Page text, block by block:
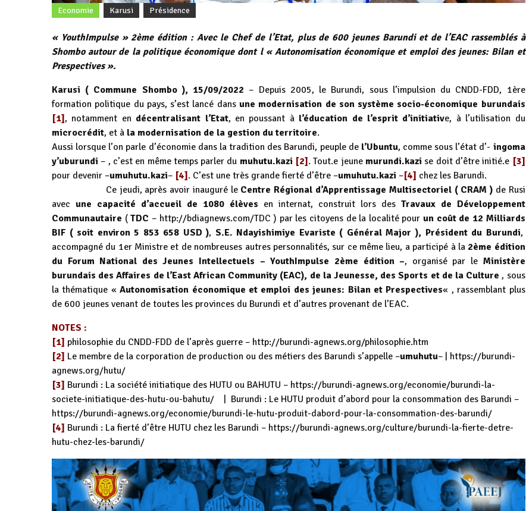
Economie Karusi Présidence
« YouthImpulse » 2ème édition : Avec le Chef de l’Etat, plus de 600 jeunes Barundi et de l’EAC rassemblés à
Shombo autour de la politique économique dont l « Autonomisation économique et emploi des jeunes: Bilan et
Prespectives ».
Karusi ( Commune Shombo ), 15/09/2022 – Depuis 2005, le Burundi, sous l’impulsion du CNDD-FDD, 1ère
formation politique du pays, s’est lancé dans une modernisation de son système socio-économique burundais
[1], notamment en décentralisant l’Etat, en poussant àl’éducation de l’esprit d’initiative, à l’utilisation du
microcrédit, et à la modernisation de la gestion du territoire.
Aussi lorsque l’on parle d’économie dans la tradition des Barundi, peuple de l’Ubuntu, comme sous l’état d’- ingoma
y’uburundi – , c’est en même temps parler du muhutu.kazi [2]. Tout.e jeune murundi.kazi se doit d’être initié.e [3]
pour devenir –umuhutu.kazi– [4]. C’est une très grande fierté d’être –umuhutu.kazi – [4] chez les Barundi.
Ce jeudi, après avoir inauguré le Centre Régional d’Apprentissage Multisectoriel ( CRAM ) de Rusi
avec une capacité d’accueil de 1080 élèves en internat, construit lors desTravaux de Développement
Communautaire (TDC – http://bdiagnews.com/TDC ) par les citoyens de la localité pourun coût de 12 Milliards
BIF ( soit environ 5 853 658 USD ), S.E. Ndayishimiye Evariste ( Général Major ), Président du Burundi,
accompagné du 1er Ministre et de nombreuses autres personnalités, sur ce même lieu, a participé à la2ème édition
du Forum National des Jeunes Intellectuels – YouthImpulse 2ème édition –, organisé par le Ministère
burundais des Affaires de l’East African Community (EAC), de la Jeunesse, des Sports et de la Culture , sous
la thématique «Autonomisation économique et emploi des jeunes: Bilan et Prespectives« , rassemblant plus
de 600 jeunes venant de toutes les provinces du Burundi et d’autres provenant de l’EAC.
NOTES :
[1] philosophie du CNDD-FDD de l’après guerre – http://burundi-agnews.org/philosophie.htm
[2] Le membre de la corporation de production ou des métiers des Barundi s’appelle –umuhutu– | https://burundi-
agnews.org/hutu/
[3] Burundi : La société initiatique des HUTU ou BAHUTU – https://burundi-agnews.org/economie/burundi-la-
societe-initiatique-des-hutu-ou-bahutu/ | Burundi : Le HUTU produit d’abord pour la consommation des Barundi –
https://burundi-agnews.org/economie/burundi-le-hutu-produit-dabord-pour-la-consommation-des-barundi/
[4] Burundi : La fierté d’être HUTU chez les Barundi – https://burundi-agnews.org/culture/burundi-la-fierte-detre-
hutu-chez-les-barundi/